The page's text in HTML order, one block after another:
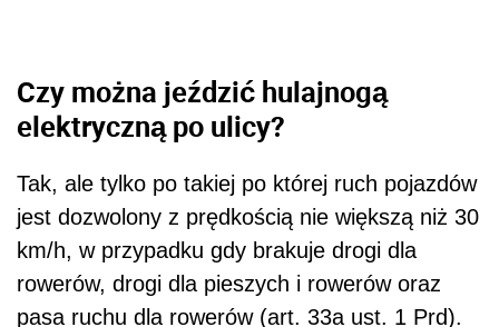
Czy można jeździć hulajnogą
elektryczną po ulicy?
Tak, ale tylko po takiej po której ruch pojazdów
jest dozwolony z prędkością nie większą niż 30
km/h, w przypadku gdy brakuje drogi dla
rowerów, drogi dla pieszych i rowerów oraz
pasa ruchu dla rowerów (art. 33a ust. 1 Prd).